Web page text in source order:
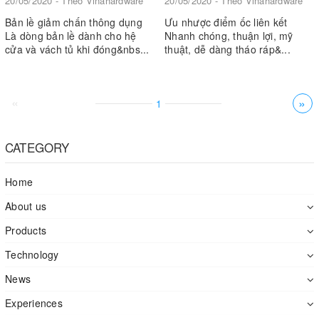
Bản lề giảm chấn thông dụng
Là dòng bản lề dành cho hệ
cửa và vách tủ khi đóng&nbs...
Ưu nhược điểm ốc liên kết
Nhanh chóng, thuận lợi, mỹ
thuật, dễ dàng tháo ráp&...
« 1 »
CATEGORY
Home
About us
Products
Technology
News
Experiences